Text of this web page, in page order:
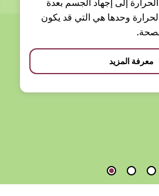
إلى إجهاد الجسم بعدة
وحدها هي التي قد يكون
المزيد